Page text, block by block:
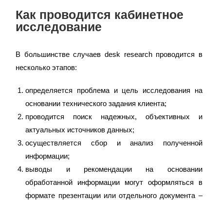
Как проводится кабинетное
исследование
В большинстве случаев desk research проводится в
несколько этапов:
определяется проблема и цель исследования на
основании технического задания клиента;
проводится поиск надежных, объективных и
актуальных источников данных;
осуществляется сбор и анализ полученной
информации;
выводы и рекомендации на основании
обработанной информации могут оформляться в
формате презентации или отдельного документа –